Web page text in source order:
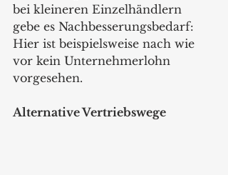
bei kleineren Einzelhändlern
gebe es Nachbesserungsbedarf:
Hier ist beispielsweise nach wie
vor kein Unternehmerlohn
vorgesehen.
Alternative Vertriebswege